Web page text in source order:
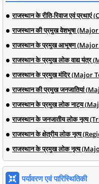
राजस्थान के रीति-रिवाज एवं
राजस्थान की प्रमुख वेशभूषा
राजस्थान के प्रमुख आभूषण
राजस्थान के प्रमुख लोक वाद्य
राजस्थान के प्रमुख मंदिर
राजस्थान की प्रमुख जनजातियां
राजस्थान के प्रमुख लोक नाट्य
राजस्थान के जनजातीय लोक नृत्य
राजस्थान के क्षेत्रीय लोक नृत्य
राजस्थान के प्रमुख लोक नृत्य
पर्यावरण एवं पारिस्थितिकी